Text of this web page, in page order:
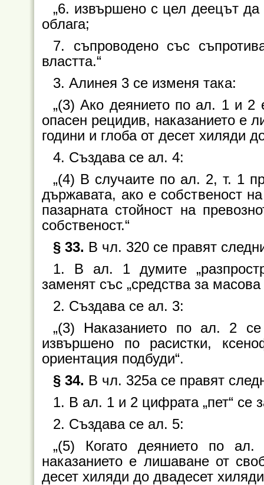
„6. извършено с цел деецът да
облага;
7. съпроводено със
властта.“
3. Алинея 3 се изменя така:
„(3) Ако деянието по ал. 1 и 2
опасен рецидив, наказанието е
години и глоба от десет хиляди
4. Създава се ал. 4:
„(4) В случаите по ал. 2, т. 1
държавата, ако е собственост
пазарната стойност на
собственост.“
§ 33. В чл. 320 се правят
1. В ал. 1 думите
заменят със „средства за
2. Създава се ал. 3:
„(3) Наказанието по ал. 2
извършено по расистки,
ориентация подбуди“.
§ 34. В чл. 325а се правят
1. В ал. 1 и 2 цифрата „пет“ се
2. Създава се ал. 5:
„(5) Когато деянието по
наказанието е лишаване от
десет хиляди до двадесет